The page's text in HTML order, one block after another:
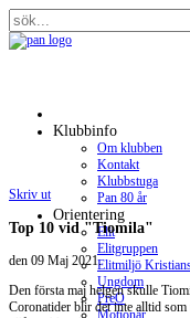
Klubbinfo
Om klubben
Kontakt
Klubbstuga
Pan 80 år
Orientering
Elit
Elitgruppen
Elitmiljö
Ungdom
PreO
Motionär
Skriv ut
Top 10 vid "Tiomila"
den 09 Maj 2021.
Den första maj helgen skulle
Coronatider blir det inte alltid